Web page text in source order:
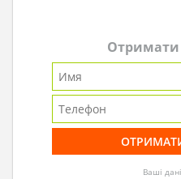
Отримати
Ваші